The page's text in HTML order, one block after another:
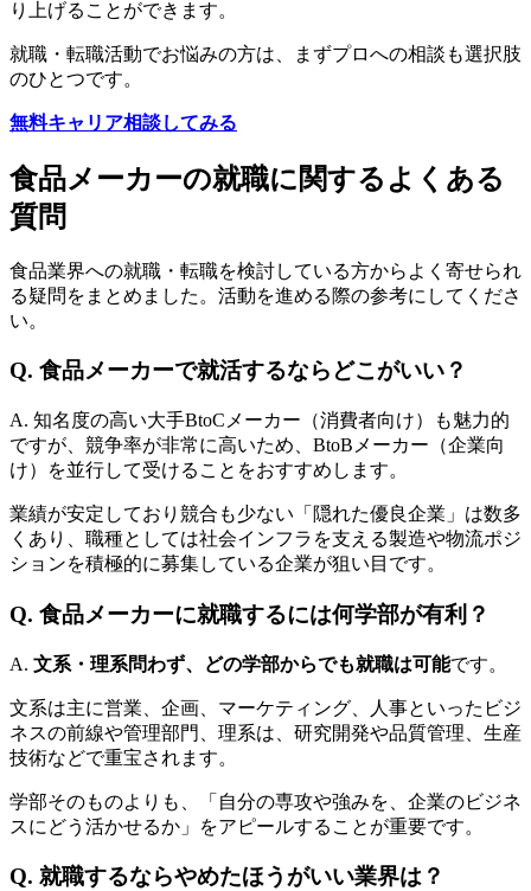
り上げることができます。
就職・転職活動でお悩みの方は、まずプロへの相談も選択肢
のひとつです。
無料キャリア相談してみる
食品メーカーの就職に関するよくある
質問
食品業界への就職・転職を検討している方からよく寄せられ
る疑問をまとめました。活動を進める際の参考にしてくださ
い。
Q. 食品メーカーで就活するならどこがいい？
A. 知名度の高い大手BtoCメーカー（消費者向け）も魅力的
ですが、競争率が非常に高いため、BtoBメーカー（企業向
け）を並行して受けることをおすすめします。
業績が安定しており競合も少ない「隠れた優良企業」は数多
くあり、職種としては社会インフラを支える製造や物流ポジ
ションを積極的に募集している企業が狙い目です。
Q. 食品メーカーに就職するには何学部が有利？
A. 文系・理系問わず、どの学部からでも就職は可能です。
文系は主に営業、企画、マーケティング、人事といったビジ
ネスの前線や管理部門、理系は、研究開発や品質管理、生産
技術などで重宝されます。
学部そのものよりも、「自分の専攻や強みを、企業のビジネ
スにどう活かせるか」をアピールすることが重要です。
Q. 就職するならやめたほうがいい業界は？